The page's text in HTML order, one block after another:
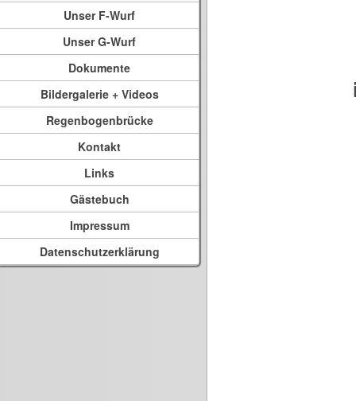
Unser F-Wurf
Unser G-Wurf
Dokumente
Bildergalerie + Videos
Regenbogenbrücke
Kontakt
Links
Gästebuch
Impressum
Datenschutzerklärung